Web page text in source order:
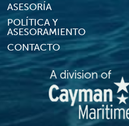
ASESORÍA
POLÍTICA Y
ASESORAMIENTO
CONTACTO